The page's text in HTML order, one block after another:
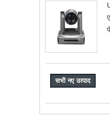
सभी नए उत्पाद